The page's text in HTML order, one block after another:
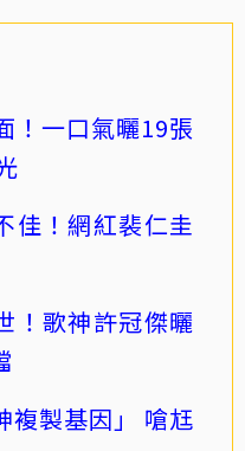
！一口氣曬19張
佳！網紅裴仁圭
！歌神許冠傑曬
複製基因」 嗆尪